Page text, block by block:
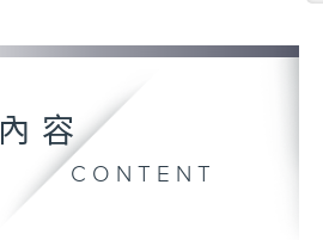
內容
CONTENT